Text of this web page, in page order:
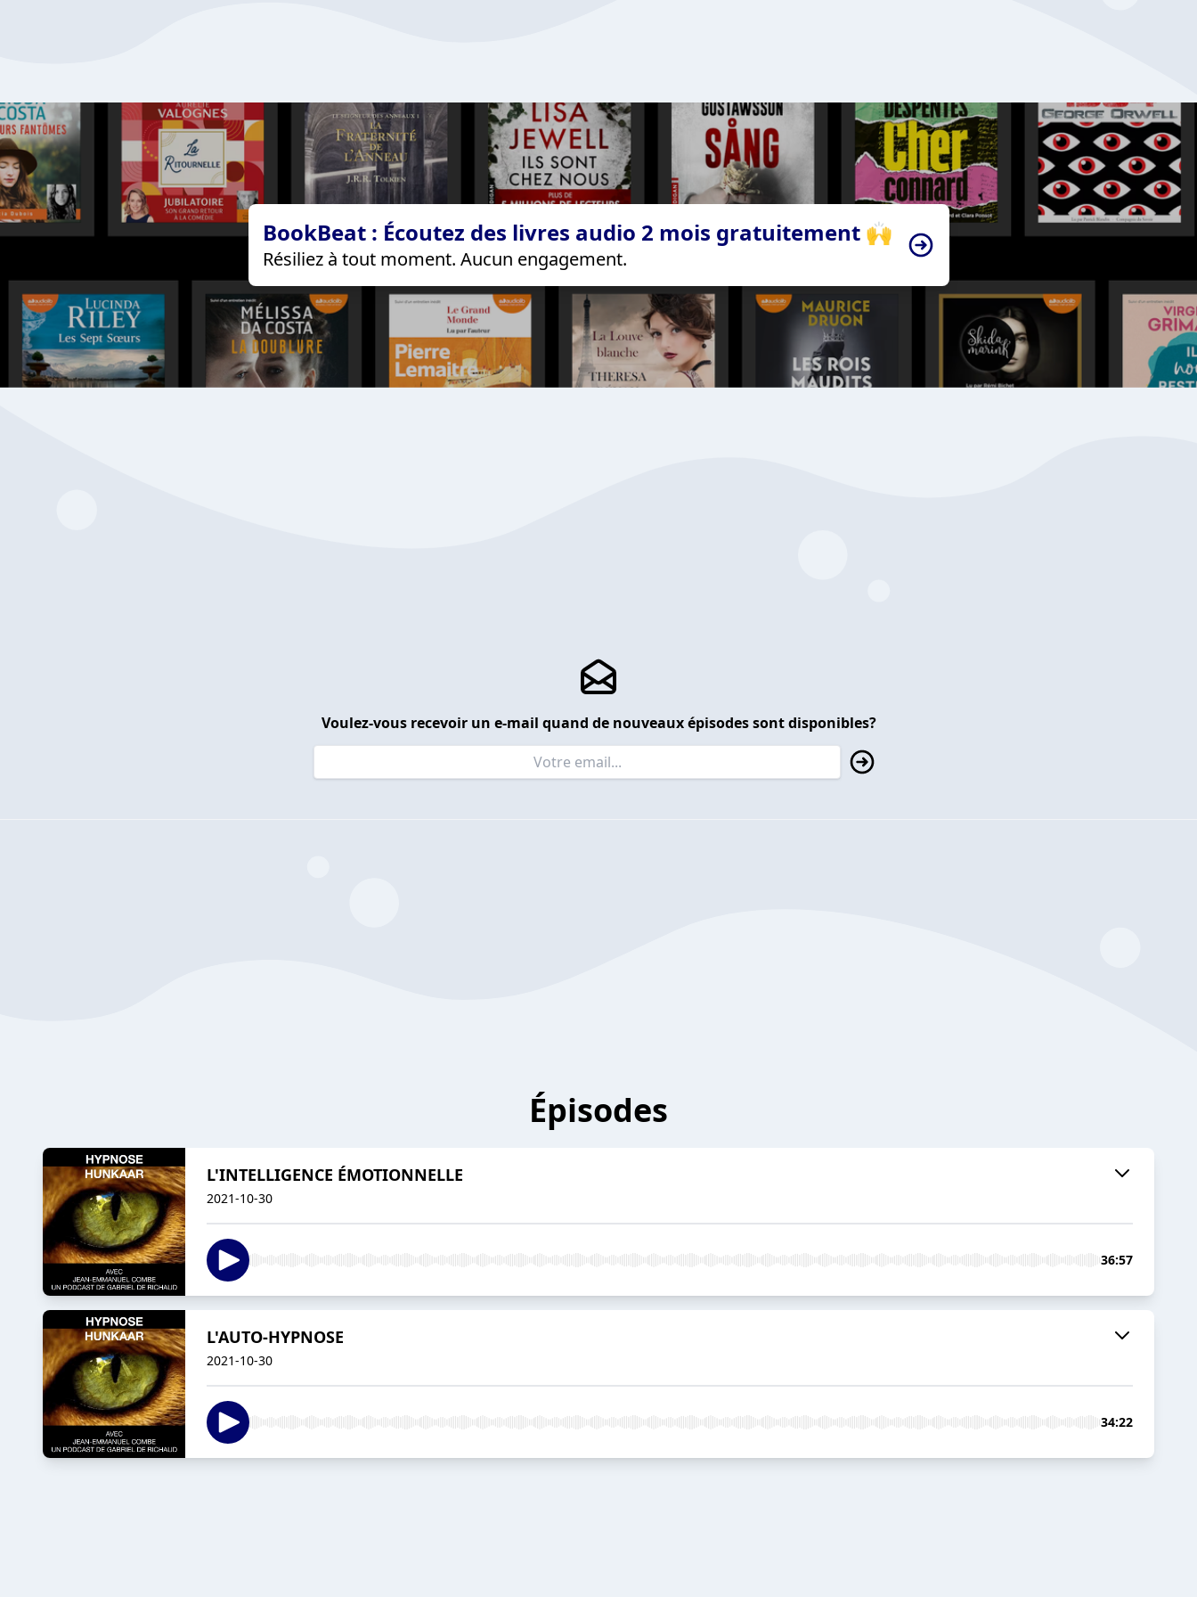
BookBeat : Écoutez des livres audio 2 mois gratuitement 🙌
Résiliez à tout moment. Aucun engagement.
Voulez-vous recevoir un e-mail quand de nouveaux épisodes sont disponibles?
Épisodes
L'INTELLIGENCE ÉMOTIONNELLE
2021-10-30
36:57
L'AUTO-HYPNOSE
2021-10-30
34:22